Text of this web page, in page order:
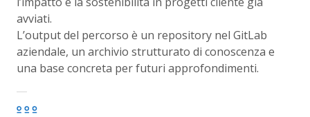
avviati.
L’output del percorso è un repository nel GitLab
aziendale, un archivio strutturato di conoscenza e
una base concreta per futuri approfondimenti.